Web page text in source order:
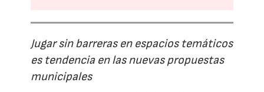
Jugar sin barreras en espacios temáticos
es tendencia en las nuevas propuestas
municipales